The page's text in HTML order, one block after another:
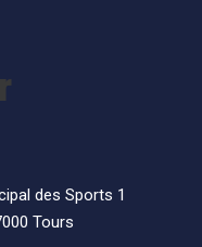
des Sports 1
Tours